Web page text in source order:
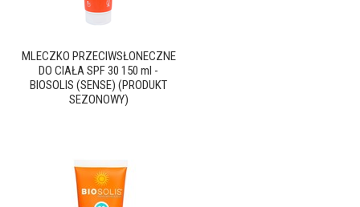
MLECZKO PRZECIWSŁONECZNE
DO CIAŁA SPF 30 150 ml -
BIOSOLIS (SENSE) (PRODUKT
SEZONOWY)